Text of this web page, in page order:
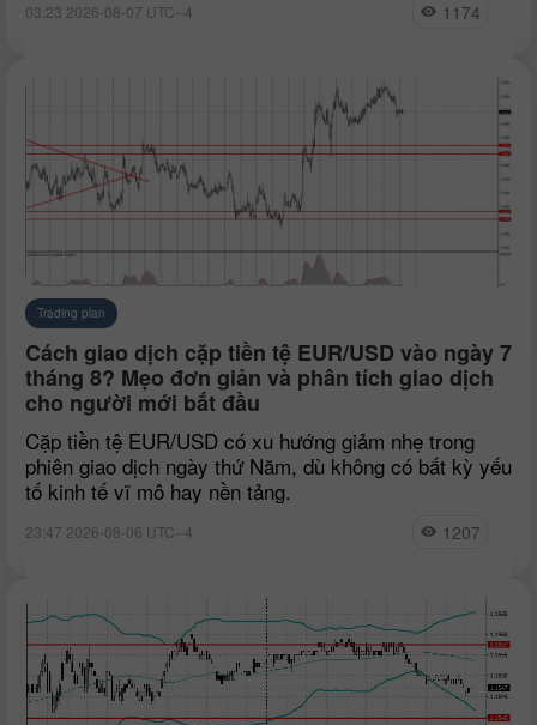
03:23 2026-08-07 UTC--4 1174
Trading plan
Cách giao dịch cặp tiền tệ EUR/USD vào ngày 7
tháng 8? Mẹo đơn giản và phân tích giao dịch
cho người mới bắt đầu
Cặp tiền tệ EUR/USD có xu hướng giảm nhẹ trong
phiên giao dịch ngày thứ Năm, dù không có bất kỳ yếu
tố kinh tế vĩ mô hay nền tảng.
23:47 2026-08-06 UTC--4 1207